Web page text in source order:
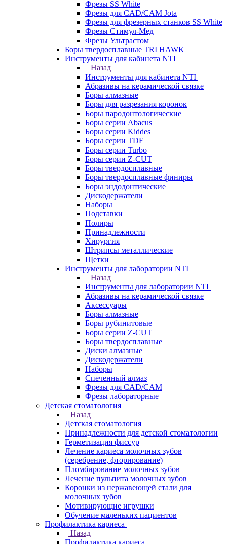
Фрезы SS White
Фрезы для CAD/CAM Jota
Фрезы для фрезерных станков SS White
Фрезы Стимул-Мед
Фрезы Ультрастом
Боры твердосплавные TRI HAWK
Инструменты для кабинета NTI
Назад
Инструменты для кабинета NTI
Абразивы на керамической связке
Боры алмазные
Боры для разрезания коронок
Боры пародонтологические
Боры серии Abacus
Боры серии Kiddes
Боры серии TDF
Боры серии Turbo
Боры серии Z-CUT
Боры твердосплавные
Боры твердосплавные финиры
Боры эндодонтические
Дискодержатели
Наборы
Подставки
Полиры
Принадлежности
Хирургия
Штрипсы металлические
Щетки
Инструменты для лаборатории NTI
Назад
Инструменты для лаборатории NTI
Абразивы на керамической связке
Аксессуары
Боры алмазные
Боры рубинитовые
Боры серии Z-CUT
Боры твердосплавные
Диски алмазные
Дискодержатели
Наборы
Спеченный алмаз
Фрезы для CAD/CAM
Фрезы лабораторные
Детская стоматология
Назад
Детская стоматология
Принадлежности для детской стоматологии
Герметизация фиссур
Лечение кариеса молочных зубов
(серебрение, фторирование)
Пломбирование молочных зубов
Лечение пульпита молочных зубов
Коронки из нержавеющей стали для
молочных зубов
Мотивирующие игрушки
Обучение маленьких пациентов
Профилактика кариеса
Назад
Профилактика кариеса